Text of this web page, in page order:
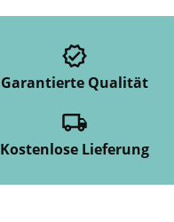
Garantierte Qualität
Kostenlose Lieferung